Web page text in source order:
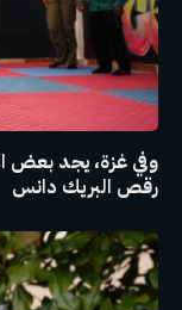
وفي غزة، يجد بعض
رقص البريك دانس